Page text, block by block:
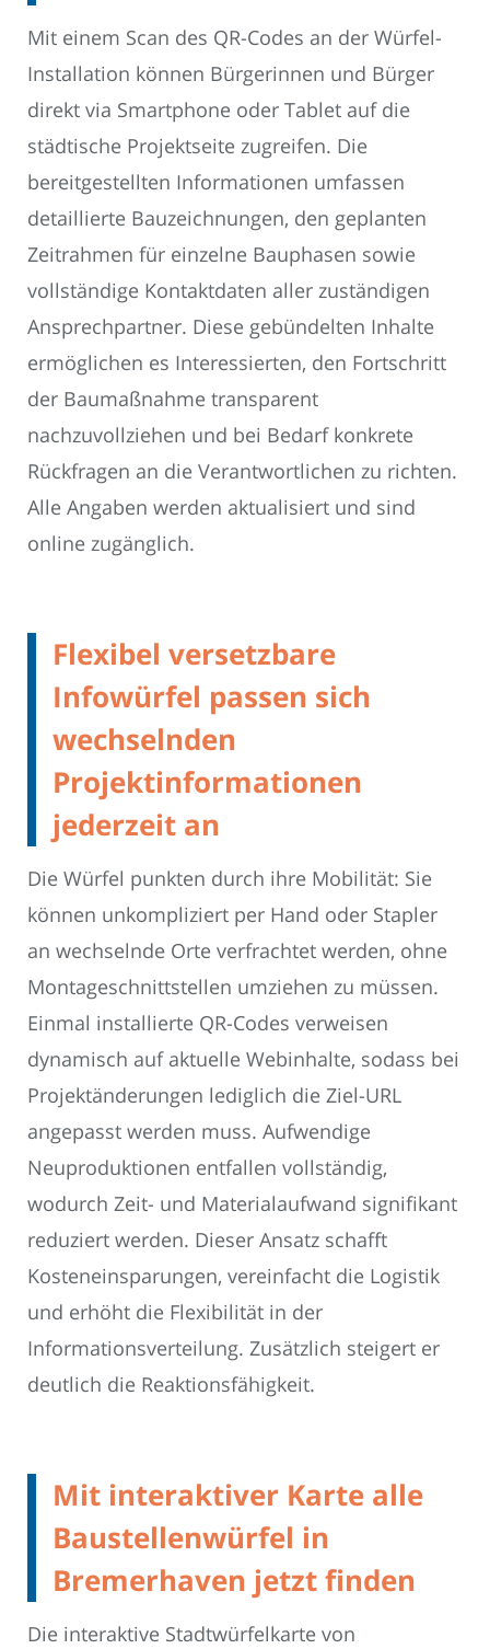
Mit einem Scan des QR-Codes an der Würfel-
Installation können Bürgerinnen und Bürger
direkt via Smartphone oder Tablet auf die
städtische Projektseite zugreifen. Die
bereitgestellten Informationen umfassen
detaillierte Bauzeichnungen, den geplanten
Zeitrahmen für einzelne Bauphasen sowie
vollständige Kontaktdaten aller zuständigen
Ansprechpartner. Diese gebündelten Inhalte
ermöglichen es Interessierten, den Fortschritt
der Baumaßnahme transparent
nachzuvollziehen und bei Bedarf konkrete
Rückfragen an die Verantwortlichen zu richten.
Alle Angaben werden aktualisiert und sind
online zugänglich.
Flexibel versetzbare
Infowürfel passen sich
wechselnden
Projektinformationen
jederzeit an
Die Würfel punkten durch ihre Mobilität: Sie
können unkompliziert per Hand oder Stapler
an wechselnde Orte verfrachtet werden, ohne
Montageschnittstellen umziehen zu müssen.
Einmal installierte QR-Codes verweisen
dynamisch auf aktuelle Webinhalte, sodass bei
Projektänderungen lediglich die Ziel-URL
angepasst werden muss. Aufwendige
Neuproduktionen entfallen vollständig,
wodurch Zeit- und Materialaufwand signifikant
reduziert werden. Dieser Ansatz schafft
Kosteneinsparungen, vereinfacht die Logistik
und erhöht die Flexibilität in der
Informationsverteilung. Zusätzlich steigert er
deutlich die Reaktionsfähigkeit.
Mit interaktiver Karte alle
Baustellenwürfel in
Bremerhaven jetzt finden
Die interaktive Stadtwürfelkarte von